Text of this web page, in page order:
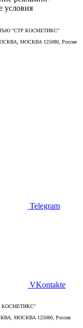
условия
"СТР КОСМЕТИКС"
МОСКВА 125080, Россия
Telegram
VKontakte
КОСМЕТИКС"
МОСКВА 125080, Россия